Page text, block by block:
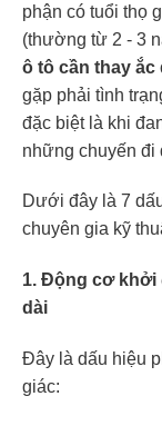
phận có tuổi thọ
(thường từ 2 - 3
ô tô cần thay ắc
gặp phải tình
đặc biệt là khi
những chuyến đi
Dưới đây là 7
chuyên gia kỹ
1. Động cơ khởi
dài
Đây là dấu hiệu
giác: